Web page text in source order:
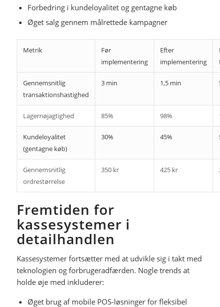
Forbedring i kundeloyalitet og gentagne køb
Øget salg gennem målrettede kampagner
Metrik
Før
implementering
Efter
implementering
Gennemsnitlig
transaktionshastighed
3 min 1,5 min
Lagernøjagtighed 85% 98%
Kundeloyalitet
(gentagne køb)
30% 45%
Gennemsnitlig
ordrestørrelse
350 kr 425 kr
Fremtiden for
kassesystemer i
detailhandlen
Kassesystemer fortsætter med at udvikle sig i takt med
teknologien og forbrugeradfærden. Nogle trends at
holde øje med inkluderer:
Øget brug af mobile POS-løsninger for fleksibel